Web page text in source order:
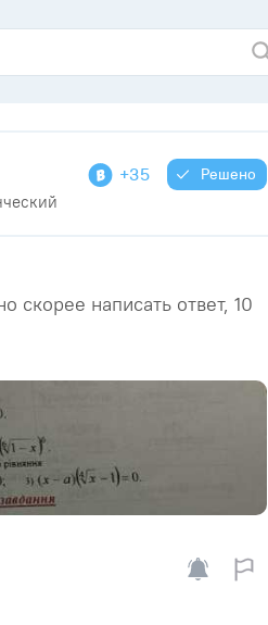
+35 Решено
написать ответ, 10